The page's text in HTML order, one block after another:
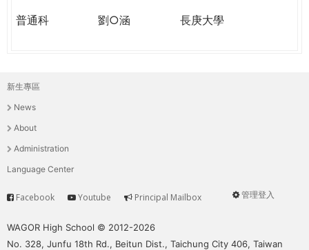
普通科
劉○涵 長庚大學
主
選
單
新生專區
News
About
Administration
Language Center
User
管理登入
Service
Facebook Youtube Principal Mailbox
WAGOR High School © 2012-2026
No. 328, Junfu 18th Rd., Beitun Dist., Taichung City 406, Taiwan